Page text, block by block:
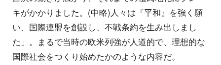
キがかかりました。(中略)人々は『平和』を強く願
い、国際連盟を創設し、不戦条約を生み出しまし
た」。まるで当時の欧米列強が人道的で、理想的な
国際社会をつくり始めたかのような内容だ。